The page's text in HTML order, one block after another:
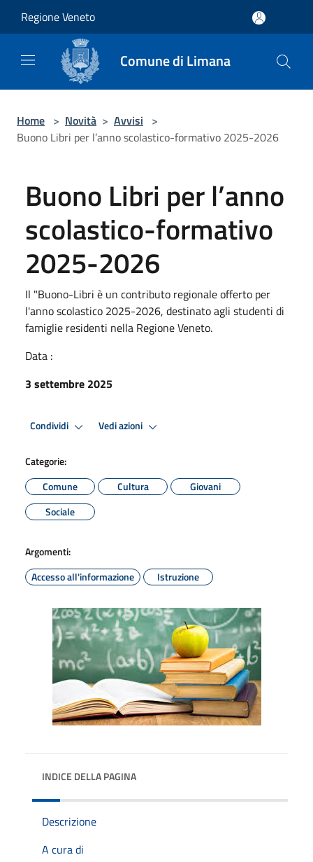
Regione Veneto
Comune di Limana
Home > Novità > Avvisi >
Buono Libri per l’anno scolastico-formativo 2025-2026
Buono Libri per l’anno
scolastico-formativo
2025-2026
Il "Buono-Libri è un contributo regionale offerto per
l'anno scolastico 2025-2026, destinato agli studenti di
famiglie residenti nella Regione Veneto.
Data :
3 settembre 2025
Condividi Vedi azioni
Categorie:
Comune
Cultura
Giovani
Sociale
Argomenti:
Accesso all'informazione
Istruzione
INDICE DELLA PAGINA
Descrizione
A cura di